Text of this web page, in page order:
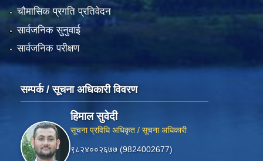
चौमासिक प्रगति प्रतिवेदन
सार्वजनिक सुनुवाई
सार्वजनिक परीक्षण
सम्पर्क / सूचना अधिकारी विवरण
हिमाल सुवेदी
सूचना प्रविधि अधिकृत / सूचना अधिकारी
९८२४००२६७७ (9824002677)